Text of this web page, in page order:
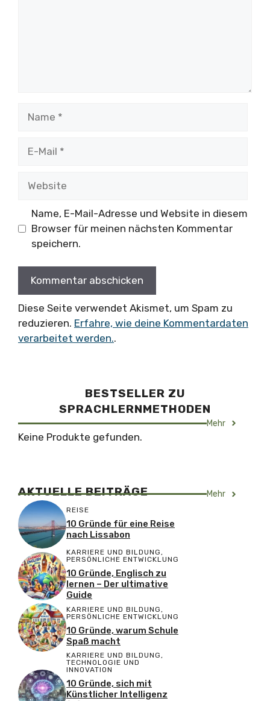
Mail
Name, E-Mail-Adresse und Website in diesem
Browser für meinen nächsten Kommentar
speichern.
Diese Seite verwendet Akismet, um Spam zu
reduzieren. Erfahre, wie deine Kommentardaten
verarbeitet werden..
BESTSELLER ZU
SPRACHLERNMETHODEN
Mehr
Keine Produkte gefunden.
AKTUELLE BEITRÄGE Mehr
REISE
10 Gründe für eine Reise
nach Lissabon
KARRIERE UND BILDUNG,
PERSÖNLICHE ENTWICKLUNG
10 Gründe, Englisch zu
lernen – Der ultimative
Guide
KARRIERE UND BILDUNG ,
PERSÖNLICHE ENTWICKLUNG
10 Gründe, warum Schule
Spaß macht
KARRIERE UND BILDUNG,
TECHNOLOGIE UND
INNOVATION
10 Gründe, sich mit
Künstlicher Intelligenz